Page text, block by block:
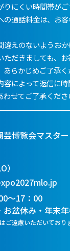
にくい時間帯がご
通話料金は、お
えのないようおか
だきましても、
らかじめご了承く
によって返信に
せてご了承くださ
芸博覧会マスタ
）
～17：00
お盆休み・年末年
遠慮いただいており